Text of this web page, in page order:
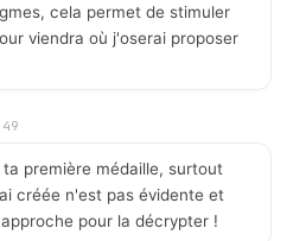
cela permet de stimuler
viendra où j'oserai proposer
première médaille, surtout
créée n'est pas évidente et
pour la décrypter !